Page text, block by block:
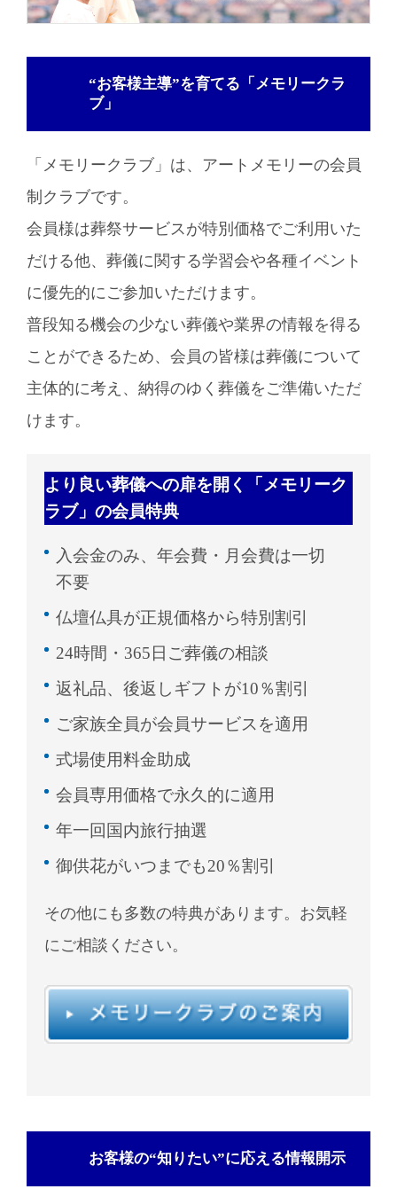
“お客様主導”を育てる「メモリークラ
ブ」
「メモリークラブ」は、アートメモリーの会員
制クラブです。
会員様は葬祭サービスが特別価格でご利用いた
だける他、葬儀に関する学習会や各種イベント
に優先的にご参加いただけます。
普段知る機会の少ない葬儀や業界の情報を得る
ことができるため、会員の皆様は葬儀について
主体的に考え、納得のゆく葬儀をご準備いただ
けます。
より良い葬儀への扉を開く「メモリーク
ラブ」の会員特典
入会金のみ、年会費・月会費は一切
不要
仏壇仏具が正規価格から特別割引
24時間・365日ご葬儀の相談
返礼品、後返しギフトが10％割引
ご家族全員が会員サービスを適用
式場使用料金助成
会員専用価格で永久的に適用
年一回国内旅行抽選
御供花がいつまでも20％割引
その他にも多数の特典があります。お気軽
にご相談ください。
お客様の“知りたい”に応える情報開示